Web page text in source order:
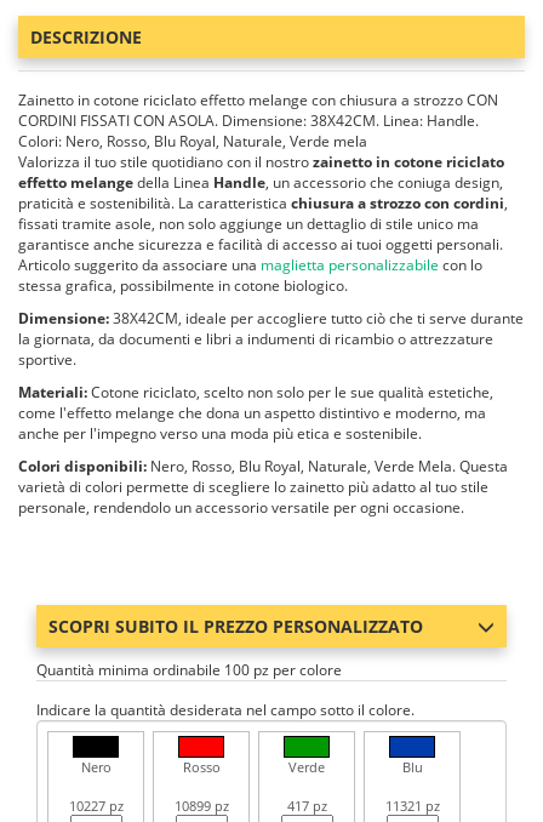
DESCRIZIONE
Zainetto in cotone riciclato effetto melange con chiusura a strozzo CON
CORDINI FISSATI CON ASOLA. Dimensione: 38X42CM. Linea: Handle.
Colori: Nero, Rosso, Blu Royal, Naturale, Verde mela
Valorizza il tuo stile quotidiano con il nostrozainetto in cotone riciclato
effetto melangedella Linea Handle, un accessorio che coniuga design,
praticità e sostenibilità. La caratteristica chiusura a strozzo con cordini,
fissati tramite asole, non solo aggiunge un dettaglio di stile unico ma
garantisce anche sicurezza e facilità di accesso ai tuoi oggetti personali.
Articolo suggerito da associare una maglietta personalizzabile con lo
stessa grafica, possibilmente in cotone biologico.
Dimensione:38X42CM, ideale per accogliere tutto ciò che ti serve durante
la giornata, da documenti e libri a indumenti di ricambio o attrezzature
sportive.
Materiali:Cotone riciclato, scelto non solo per le sue qualità estetiche,
come l'effetto melange che dona un aspetto distintivo e moderno, ma
anche per l'impegno verso una moda più etica e sostenibile.
Colori disponibili: Nero, Rosso, Blu Royal, Naturale, Verde Mela. Questa
varietà di colori permette di scegliere lo zainetto più adatto al tuo stile
personale, rendendolo un accessorio versatile per ogni occasione.
SCOPRI SUBITO IL PREZZO PERSONALIZZATO
Quantità minima ordinabile 100 pz per colore
Indicare la quantità desiderata nel campo sotto il colore.
Nero
10227 pz
Rosso
10899 pz
Verde
417 pz
Blu
11321 pz